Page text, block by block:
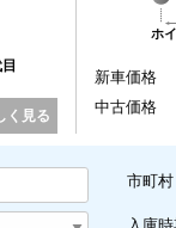
く見る
ホ
新車価格
中古価格
市町村